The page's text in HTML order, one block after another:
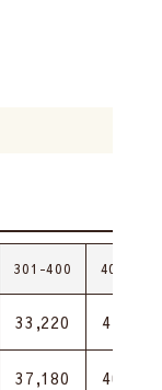
301-400 401-500
33,220 41,470
37,180 46,420